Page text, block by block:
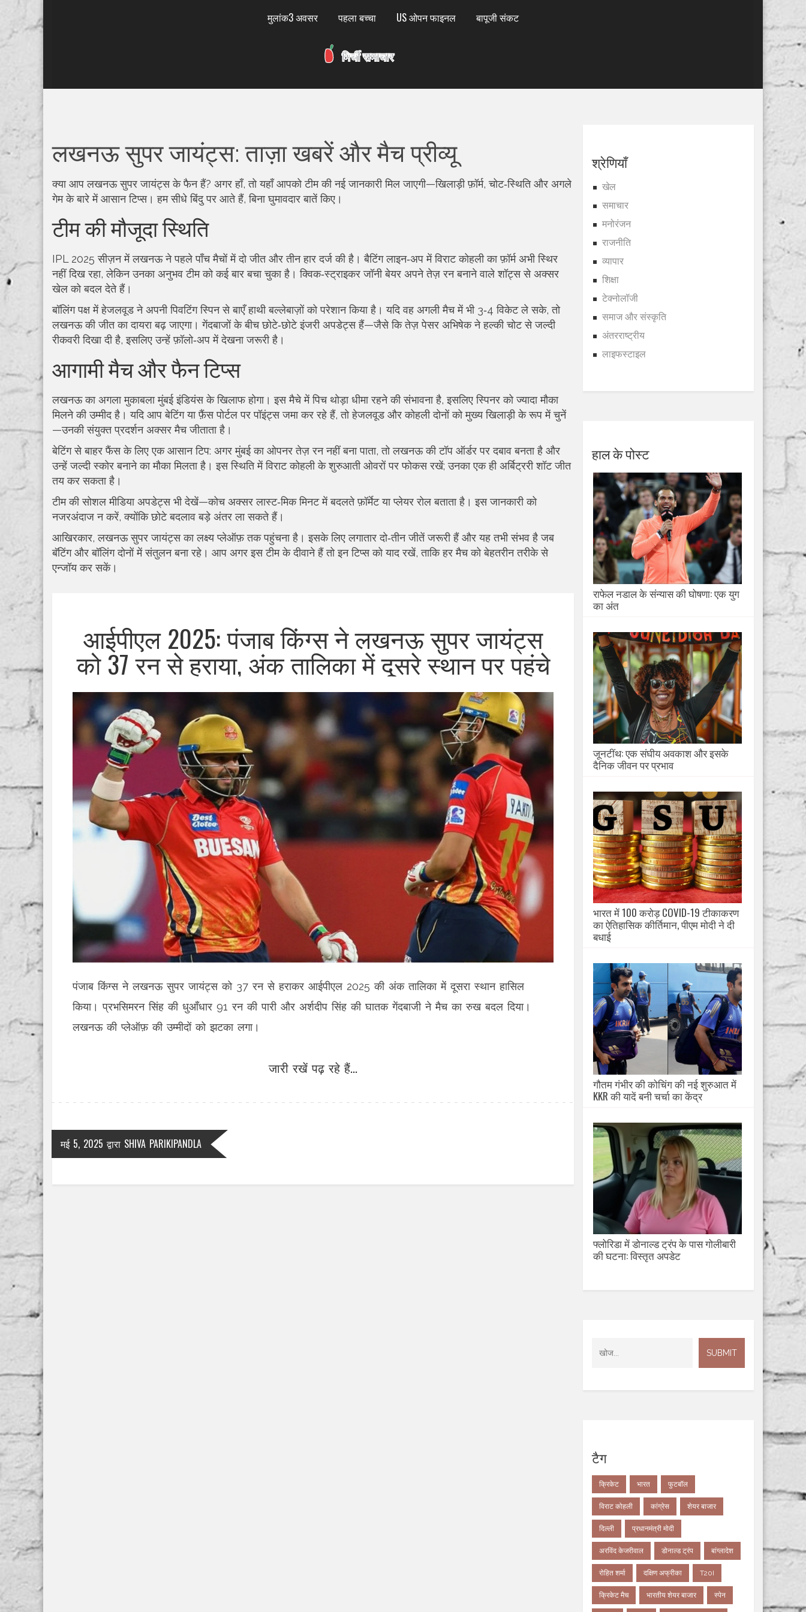
मुलांक3 अवसर पहला बच्चा US ओपन फाइनल बापूजी संकट
लखनऊ सुपर जायंट्स: ताज़ा खबरें और मैच प्रीव्यू
क्या आप लखनऊ सुपर जायंट्स के फैन हैं? अगर हाँ, तो यहाँ आपको टीम की नई जानकारी मिल जाएगी—खिलाड़ी फ़ॉर्म, चोट‑स्थिति और अगले
गेम के बारे में आसान टिप्स। हम सीधे बिंदु पर आते हैं, बिना घुमावदार बातें किए।
टीम की मौजूदा स्थिति
IPL 2025 सीज़न में लखनऊ ने पहले पाँच मैचों में दो जीत और तीन हार दर्ज की है। बैटिंग लाइन‑अप में विराट कोहली का फ़ॉर्म अभी स्थिर
नहीं दिख रहा, लेकिन उनका अनुभव टीम को कई बार बचा चुका है। क्विक‑स्ट्राइकर जॉनी बेयर अपने तेज़ रन बनाने वाले शॉट्स से अक्सर
खेल को बदल देते हैं।
बॉलिंग पक्ष में हेजलवूड ने अपनी पिवटिंग स्पिन से बाएँ हाथी बल्लेबाज़ों को परेशान किया है। यदि वह अगली मैच में भी 3‑4 विकेट ले सके, तो
लखनऊ की जीत का दायरा बढ़ जाएगा। गेंदबाजों के बीच छोटे‑छोटे इंजरी अपडेट्स हैं—जैसे कि तेज़ पेसर अभिषेक ने हल्की चोट से जल्दी
रीकवरी दिखा दी है, इसलिए उन्हें फ़ॉलो‑अप में देखना जरूरी है।
आगामी मैच और फैन टिप्स
लखनऊ का अगला मुकाबला मुंबई इंडियंस के खिलाफ होगा। इस मैचे में पिच थोड़ा धीमा रहने की संभावना है, इसलिए स्पिनर को ज्यादा मौका
मिलने की उम्मीद है। यदि आप बेटिंग या फ़ैंस पोर्टल पर पॉइंट्स जमा कर रहे हैं, तो हेजलवूड और कोहली दोनों को मुख्य खिलाड़ी के रूप में चुनें
—उनकी संयुक्त प्रदर्शन अक्सर मैच जीताता है।
बेटिंग से बाहर फैंस के लिए एक आसान टिप: अगर मुंबई का ओपनर तेज़ रन नहीं बना पाता, तो लखनऊ की टॉप ऑर्डर पर दबाव बनता है और
उन्हें जल्दी स्कोर बनाने का मौका मिलता है। इस स्थिति में विराट कोहली के शुरुआती ओवरों पर फोकस रखें; उनका एक ही अर्बिट्ररी शॉट जीत
तय कर सकता है।
टीम की सोशल मीडिया अपडेट्स भी देखें—कोच अक्सर लास्ट‑मिक मिनट में बदलते फ़ॉर्मेट या प्लेयर रोल बताता है। इस जानकारी को
नजरअंदाज न करें, क्योंकि छोटे बदलाव बड़े अंतर ला सकते हैं।
आखिरकार, लखनऊ सुपर जायंट्स का लक्ष्य प्लेऑफ़ तक पहुंचना है। इसके लिए लगातार दो‑तीन जीतें जरूरी हैं और यह तभी संभव है जब
बॅटिंग और बॉलिंग दोनों में संतुलन बना रहे। आप अगर इस टीम के दीवाने हैं तो इन टिप्स को याद रखें, ताकि हर मैच को बेहतरीन तरीके से
एन्जॉय कर सकें।
आईपीएल 2025: पंजाब किंग्स ने लखनऊ सुपर जायंट्स
को 37 रन से हराया, अंक तालिका में दूसरे स्थान पर पहुंचे
पंजाब किंग्स ने लखनऊ सुपर जायंट्स को 37 रन से हराकर आईपीएल 2025 की अंक तालिका में दूसरा स्थान हासिल
किया। प्रभसिमरन सिंह की धुआँधार 91 रन की पारी और अर्शदीप सिंह की घातक गेंदबाजी ने मैच का रुख बदल दिया।
लखनऊ की प्लेऑफ़ की उम्मीदों को झटका लगा।
जारी रखें पढ़ रहे हैं...
मई 5, 2025 द्वारा SHIVA PARIKIPANDLA
श्रेणियाँ
खेल
समाचार
मनोरंजन
राजनीति
व्यापार
शिक्षा
टेक्नोलॉजी
समाज और संस्कृति
अंतरराष्ट्रीय
लाइफस्टाइल
हाल के पोस्ट
राफेल नडाल के संन्यास की घोषणा: एक युग
का अंत
जूनटींथ: एक संघीय अवकाश और इसके
दैनिक जीवन पर प्रभाव
भारत में 100 करोड़ COVID-19 टीकाकरण
का ऐतिहासिक कीर्तिमान, पीएम मोदी ने दी
बधाई
गौतम गंभीर की कोचिंग की नई शुरुआत में
KKR की यादें बनी चर्चा का केंद्र
फ्लोरिडा में डोनाल्ड ट्रंप के पास गोलीबारी
की घटना: विस्तृत अपडेट
टैग
क्रिकेट भारत फुटबॉल
विराट कोहली कांग्रेस शेयर बाजार
दिल्ली प्रधानमंत्री मोदी
अरविंद केजरीवाल डोनाल्ड ट्रंप बांग्लादेश
रोहित शर्मा दक्षिण अफ्रीका T20I
क्रिकेट मैच भारतीय शेयर बाजार स्पेन